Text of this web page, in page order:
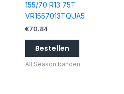
155/70 R13 75T
VR1557013TQUA5
€70.84
Bestellen
All Season banden